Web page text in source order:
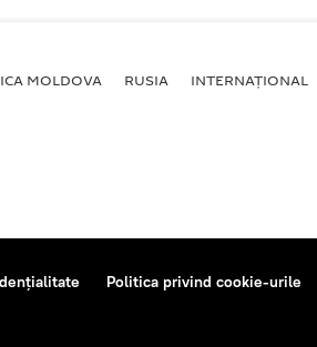
MOLDOVA RUSIA INTERNAȚIONAL
Politica privind cookie-urile